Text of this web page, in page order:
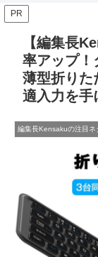
PR
【編集長
率アップ！
薄型折りた
適入力を手
編集長Kensakuの注目ネ